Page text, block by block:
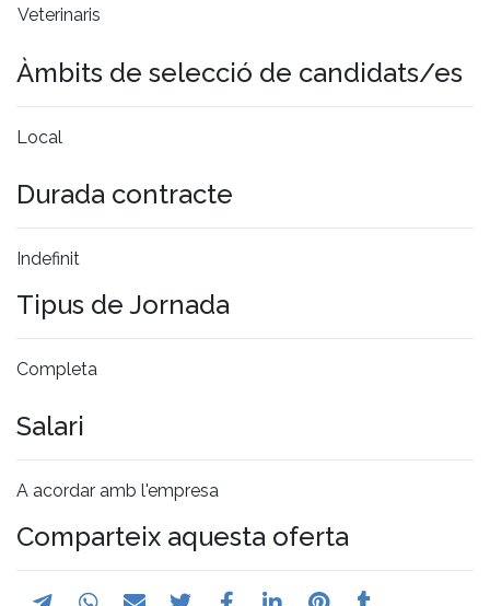
Veterinaris
Àmbits de selecció de candidats/es
Local
Durada contracte
Indefinit
Tipus de Jornada
Completa
Salari
A acordar amb l'empresa
Comparteix aquesta oferta